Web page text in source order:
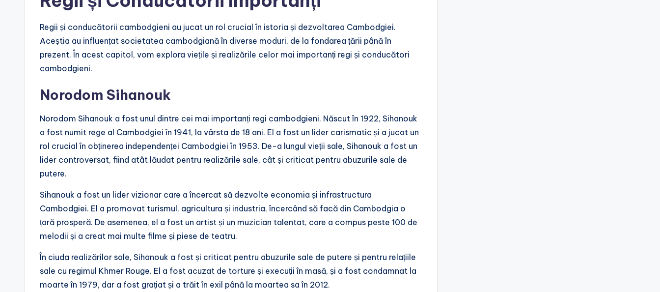
Regii și conducătorii cambodgieni au jucat un rol crucial în istoria și dezvoltarea Cambodgiei.
Aceștia au influențat societatea cambodgiană în diverse moduri, de la fondarea țării până în
prezent. În acest capitol, vom explora viețile și realizările celor mai importanți regi și conducători
cambodgieni.
Norodom Sihanouk
Norodom Sihanouk a fost unul dintre cei mai importanți regi cambodgieni. Născut în 1922, Sihanouk
a fost numit rege al Cambodgiei în 1941, la vârsta de 18 ani. El a fost un lider carismatic și a jucat un
rol crucial în obținerea independenței Cambodgiei în 1953. De-a lungul vieții sale, Sihanouk a fost un
lider controversat, fiind atât lăudat pentru realizările sale, cât și criticat pentru abuzurile sale de
putere.
Sihanouk a fost un lider vizionar care a încercat să dezvolte economia și infrastructura
Cambodgiei. El a promovat turismul, agricultura și industria, încercând să facă din Cambodgia o
țară prosperă. De asemenea, el a fost un artist și un muzician talentat, care a compus peste 100 de
melodii și a creat mai multe filme și piese de teatru.
În ciuda realizărilor sale, Sihanouk a fost și criticat pentru abuzurile sale de putere și pentru relațiile
sale cu regimul Khmer Rouge. El a fost acuzat de torture și execuții în masă, și a fost condamnat la
moarte în 1979, dar a fost grațiat și a trăit în exil până la moartea sa în 2012.